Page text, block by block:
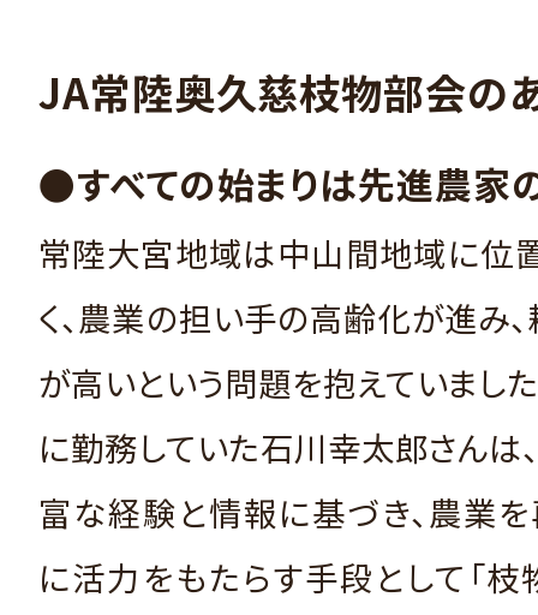
JA常陸奥久慈枝物部会の
●すべての始まりは先進農家
常陸大宮地域は中山間地域に位
く、農業の担い手の高齢化が進み
が高いという問題を抱えていまし
に勤務していた石川幸太郎さんは
富な経験と情報に基づき、農業
に活力をもたらす手段として「枝